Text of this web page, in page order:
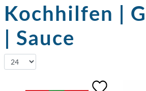
Kochhilfen |
| Sauce